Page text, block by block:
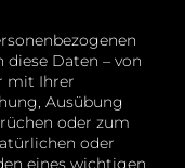
Daten – von
mit Ihrer
Ausübung
oder zum
oder
eines wichtigen